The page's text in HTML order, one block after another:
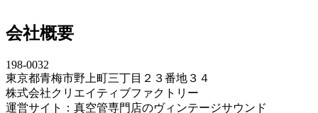
会社概要
198-0032
東京都青梅市野上町三丁目２３番地３４
株式会社クリエイティブファクトリー
運営サイト：真空管専門店のヴィンテージサウンド